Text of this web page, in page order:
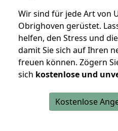
Wir sind für jede Art von
Obrighoven gerüstet.
helfen, den Stress und
damit Sie sich auf Ihren
freuen können. Zögern
sich kostenlose und
Kostenlose